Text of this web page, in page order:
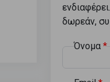
δωρεάν,
Όνομα